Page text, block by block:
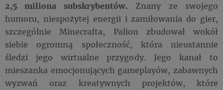
2,5 miliona subskrybentów. Znany ze swojego
humoru, niespożytej energii i zamiłowania do gier,
szczególnie Minecrafta, Palion zbudował wokół
siebie ogromną społeczność, która nieustannie
śledzi jego wirtualne przygody. Jego kanał to
mieszanka emocjonujących gameplayów, zabawnych
wyzwań oraz kreatywnych projektów, które